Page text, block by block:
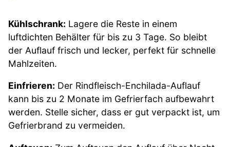
Kühlschrank: Lagere die Reste in einem
luftdichten Behälter für bis zu 3 Tage. So bleibt
der Auflauf frisch und lecker, perfekt für schnelle
Mahlzeiten.
Einfrieren: Der Rindfleisch-Enchilada-Auflauf
kann bis zu 2 Monate im Gefrierfach aufbewahrt
werden. Stelle sicher, dass er gut verpackt ist, um
Gefrierbrand zu vermeiden.